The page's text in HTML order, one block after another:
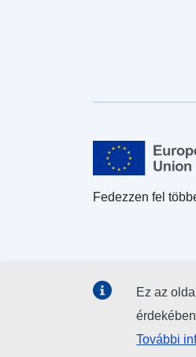
Fedezzen fel
Ez az
érdekében
További